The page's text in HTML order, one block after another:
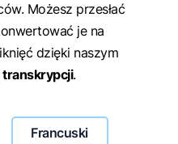
Możesz przesłać
je na
dzięki naszym
.
Francuski